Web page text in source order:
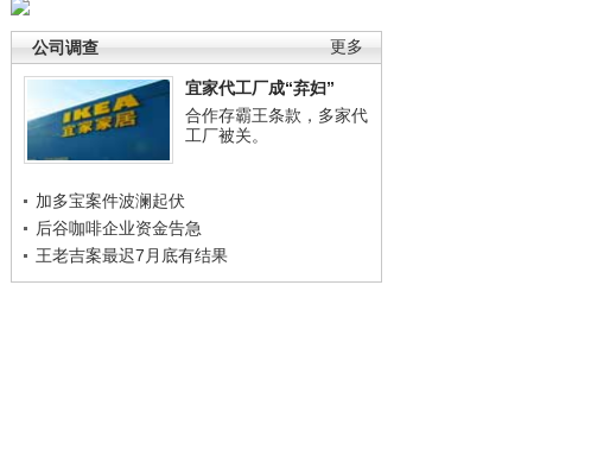
更多
公司调查
宜家代工厂成“弃妇”
合作存霸王条款，多家代
工厂被关。
加多宝案件波澜起伏
后谷咖啡企业资金告急
王老吉案最迟7月底有结果